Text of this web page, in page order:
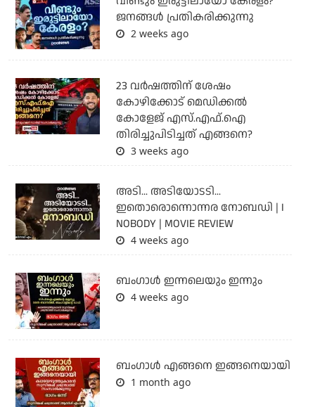
ജനങ്ങൾ പ്രതികരിക്കുന്നു
2 weeks ago
23 വർഷത്തിന് ശേഷം
കോഴിക്കോട് മെഡിക്കൽ
കോളേജ് എസ്.എഫ്.ഐ
തിരിച്ചുപിടിച്ചത് എങ്ങനെ?
3 weeks ago
അടി... അടിയോടടി...
ഇതൊരൊന്നൊന്നര നോബഡി | I
NOBODY | MOVIE REVIEW
4 weeks ago
ബംഗാള്‍ ഇന്നലെയും ഇന്നും
4 weeks ago
ബം​ഗാൾ എങ്ങനെ ഇങ്ങനെയായി
1 month ago